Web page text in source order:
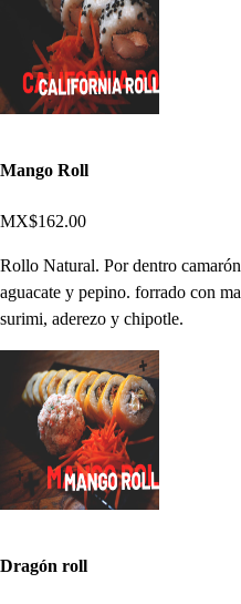
Mango Roll
MX$162.00
Rollo Natural. Por dentro
aguacate y pepino. forrado con
surimi, aderezo y chipotle.
Dragón roll